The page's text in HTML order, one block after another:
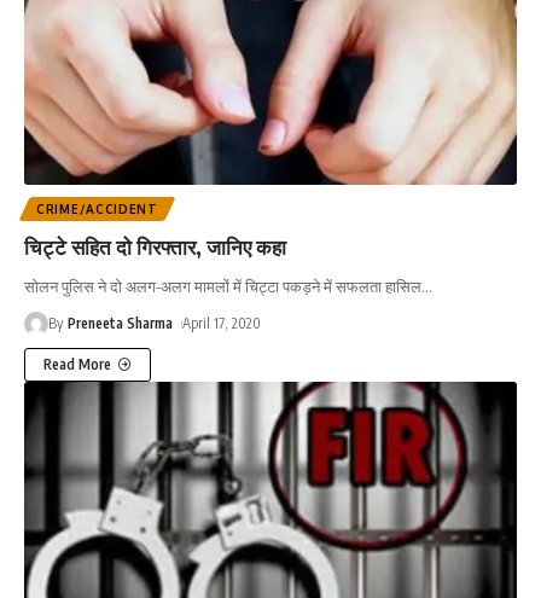
CRIME/ACCIDENT
चिट्टे सहित दो गिरफ्तार, जानिए कहा
सोलन पुलिस ने दो अलग-अलग मामलों में चिट्टा पकड़ने में सफलता हासिल…
By Preneeta Sharma April 17, 2020
Read More